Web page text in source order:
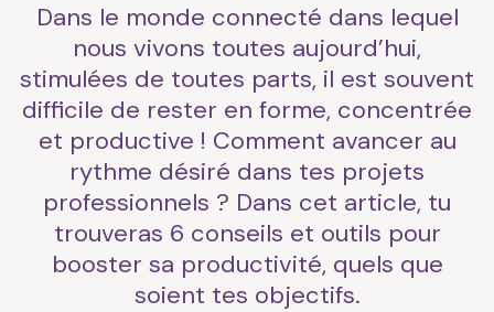
Dans le monde connecté dans lequel
nous vivons toutes aujourd’hui,
stimulées de toutes parts, il est souvent
difficile de rester en forme, concentrée
et productive ! Comment avancer au
rythme désiré dans tes projets
professionnels ? Dans cet article, tu
trouveras 6 conseils et outils pour
booster sa productivité, quels que
soient tes objectifs.